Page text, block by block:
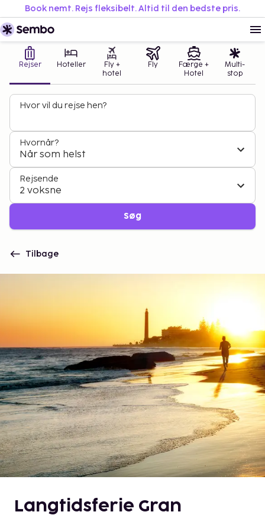
Book nemt. Rejs fleksibelt. Altid til den bedste pris.
Rejser Hoteller
Fly +
hotel
Fly
Færge +
Hotel
Multi-
stop
Hvor vil du rejse hen?
Hvornår?
Når som helst
Rejsende
2 voksne
Søg
Tilbage
Langtidsferie Gran